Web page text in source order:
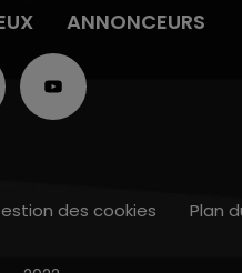
ANNONCEURS
des cookies Plan